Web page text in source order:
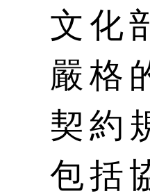
文化
嚴格
契約
包括